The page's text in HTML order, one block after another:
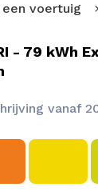
een voertuig
- 79 kWh
vanaf